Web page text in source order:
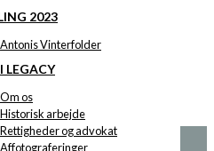
2023
Antonis Vinterfolder
LEGACY
Om os
Historisk arbejde
Rettigheder og advokat
Affotograferinger